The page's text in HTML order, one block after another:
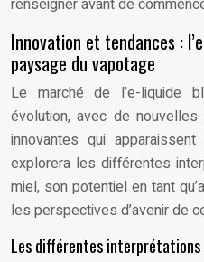
Innovation et tendances :
paysage du vapotage
Le marché de l’e-liquide
évolution, avec de
innovantes qui
explorera les différentes
miel, son potentiel en tant
les perspectives d’avenir de
Les différentes interprétations